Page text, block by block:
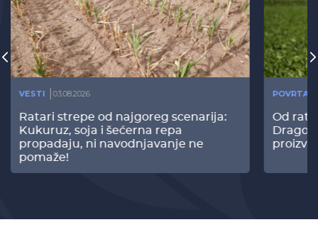
VESTI 03.08.2026
Ratari strepe od najgoreg scenarija:
Kukuruz, soja i šećerna repa
propadaju, ni navodnjavanje ne
pomaže!
Od